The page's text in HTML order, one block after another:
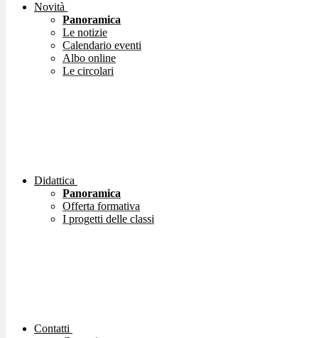
Novità
Panoramica
Le notizie
Calendario eventi
Albo online
Le circolari
Didattica
Panoramica
Offerta formativa
I progetti delle classi
Contatti